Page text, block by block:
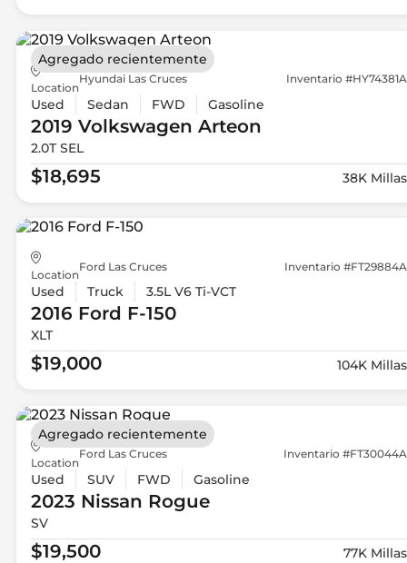
Location
Hyundai Las Cruces Inventario #HY74381A
Used Sedan FWD Gasoline
2019 Volkswagen Arteon
2.0T SEL
$18,695 38K Millas
Agregado recientemente
Location
Ford Las Cruces Inventario #FT29884A
Used Truck 3.5L V6 Ti-VCT
2016 Ford F-150
XLT
$19,000 104K Millas
Location
Ford Las Cruces Inventario #FT30044A
Used SUV FWD Gasoline
2023 Nissan Rogue
SV
$19,500 77K Millas
Agregado recientemente